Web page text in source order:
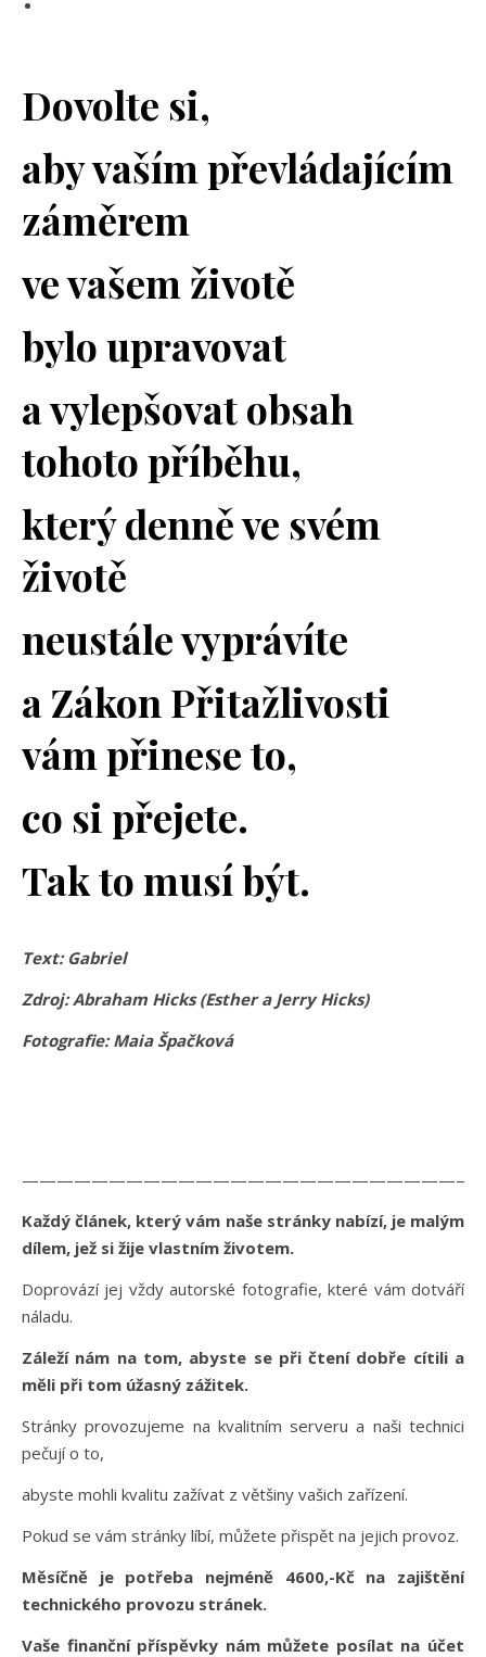
Dovolte si,
aby vaším převládajícím
záměrem
ve vašem životě
bylo upravovat
a vylepšovat obsah
tohoto příběhu,
který denně ve svém
životě
neustále vyprávíte
a Zákon Přitažlivosti
vám přinese to,
co si přejete.
Tak to musí být.
Text: Gabriel
Zdroj: Abraham Hicks (Esther a Jerry Hicks)
Fotografie: Maia Špačková
Každý článek, který vám naše stránky nabízí, je malým
dílem, jež si žije vlastním životem.
Doprovází jej vždy autorské fotografie, které vám dotváří
náladu.
Záleží nám na tom, abyste se při čtení dobře cítili a
měli při tom úžasný zážitek.
Stránky provozujeme na kvalitním serveru a naši technici
pečují o to,
abyste mohli kvalitu zažívat z většiny vašich zařízení.
Pokud se vám stránky líbí, můžete přispět na jejich provoz.
Měsíčně je potřeba nejméně 4600,-Kč na zajištění
technického provozu stránek.
Vaše finanční příspěvky nám můžete posílat na účet